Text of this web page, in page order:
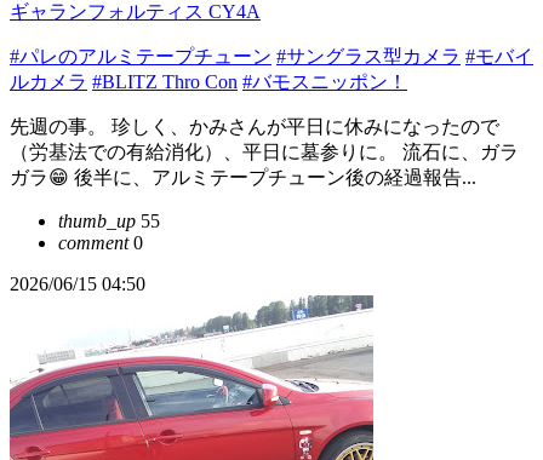
ギャランフォルティス CY4A
#パレのアルミテープチューン #サングラス型カメラ #モバイ
ルカメラ #BLITZ Thro Con #バモスニッポン！
先週の事。 珍しく、かみさんが平日に休みになったので
（労基法での有給消化）、平日に墓参りに。 流石に、ガラ
ガラ😁 後半に、アルミテープチューン後の経過報告...
thumb_up 55
comment0
2026/06/15 04:50